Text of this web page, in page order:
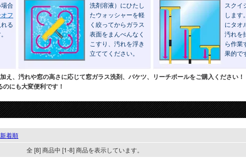
合
フ
る
洗剤溶液）にひたし
たウォッシャーを軽
く絞ってからガラス
表面をまんべんなく
こすり、汚れを浮き
立ててください。
スクイ
します
にタオ
汚れを
ら作業
果的で
え、汚れや窓の高さに応じて窓ガラス洗剤、バケツ、リーチポールをご購入ください！
にも大変便利です！
新着順
全 [8] 商品中 [1-8] 商品を表示しています。